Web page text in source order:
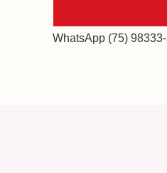
WhatsApp (75)